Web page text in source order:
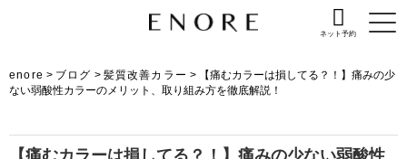
ネット予約
enore > ブログ > 髪質改善カラー >
【痛むカラーは損してる？！】痛みの少
ない弱酸性カラーのメリット、取り組み方を徹底解説！